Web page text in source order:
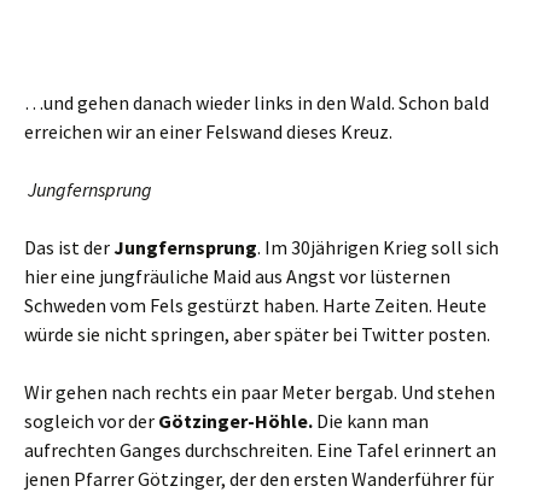
…und gehen danach wieder links in den Wald. Schon bald
erreichen wir an einer Felswand dieses Kreuz.
Jungfernsprung
Das ist derJungfernsprung. Im 30jährigen Krieg soll sich
hier eine jungfräuliche Maid aus Angst vor lüsternen
Schweden vom Fels gestürzt haben. Harte Zeiten. Heute
würde sie nicht springen, aber später bei Twitter posten.
Wir gehen nach rechts ein paar Meter bergab. Und stehen
sogleich vor der Götzinger-Höhle. Die kann man
aufrechten Ganges durchschreiten. Eine Tafel erinnert an
jenen Pfarrer Götzinger, der den ersten Wanderführer für